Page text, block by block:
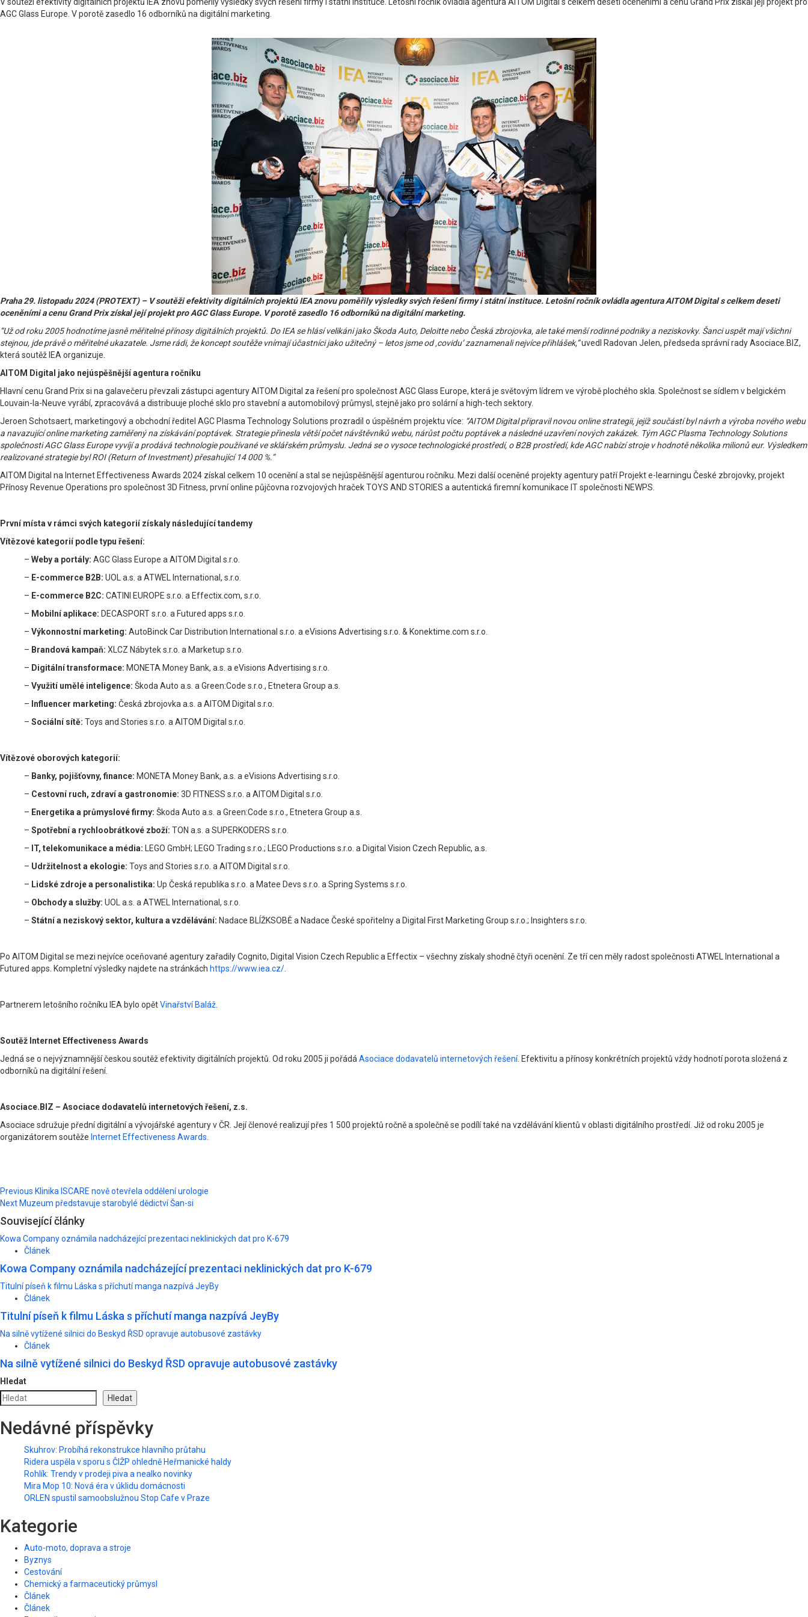
V soutěži efektivity digitálních projektů IEA znovu poměřily výsledky svých řešení firmy i státní instituce. Letošní ročník ovládla agentura AITOM Digital s celkem deseti oceněními a cenu Grand Prix získal její projekt pro
AGC Glass Europe. V porotě zasedlo 16 odborníků na digitální marketing.
Praha 29. listopadu 2024 (PROTEXT) – V soutěži efektivity digitálních projektů IEA znovu poměřily výsledky svých řešení firmy i státní instituce. Letošní ročník ovládla agentura AITOM Digital s celkem deseti
oceněními a cenu Grand Prix získal její projekt pro AGC Glass Europe. V porotě zasedlo 16 odborníků na digitální marketing.
“Už od roku 2005 hodnotíme jasně měřitelné přínosy digitálních projektů. Do IEA se hlásí velikáni jako Škoda Auto, Deloitte nebo Česká zbrojovka, ale také menší rodinné podniky a neziskovky. Šanci uspět mají všichni
stejnou, jde právě o měřitelné ukazatele. Jsme rádi, že koncept soutěže vnímají účastníci jako užitečný –⁠⁠⁠⁠⁠⁠ letos jsme od ‚covidu‘ zaznamenali nejvíce přihlášek,”uvedl Radovan Jelen, předseda správní rady Asociace.BIZ,
která soutěž IEA organizuje.
AITOM Digital jako nejúspěšnější agentura ročníku
Hlavní cenu Grand Prix si na galavečeru převzali zástupci agentury AITOM Digital za řešení pro společnost AGC Glass Europe, která je světovým lídrem ve výrobě plochého skla. Společnost se sídlem v belgickém
Louvain-la-Neuve vyrábí, zpracovává a distribuuje ploché sklo pro stavební a automobilový průmysl, stejně jako pro solární a high-tech sektory.
Jeroen Schotsaert, marketingový a obchodní ředitel AGC Plasma Technology Solutions prozradil o úspěšném projektu více: “AITOM Digital připravil novou online strategii, jejíž součástí byl návrh a výroba nového webu
a navazující online marketing zaměřený na získávání poptávek. Strategie přinesla větší počet návštěvníků webu, nárůst počtu poptávek a následné uzavření nových zakázek. Tým AGC Plasma Technology Solutions
společnosti AGC Glass Europe vyvíjí a prodává technologie používané ve sklářském průmyslu. Jedná se o vysoce technologické prostředí, o B2B prostředí, kde AGC nabízí stroje v hodnotě několika milionů eur. Výsledkem
realizované strategie byl ROI (Return of Investment) přesahující 14 000 %.”
AITOM Digital na Internet Effectiveness Awards 2024 získal celkem 10 ocenění a stal se nejúspěšnější agenturou ročníku. Mezi další oceněné projekty agentury patří Projekt e-learningu České zbrojovky, projekt
Přínosy Revenue Operations pro společnost 3D Fitness, první online půjčovna rozvojových hraček TOYS AND STORIES a autentická firemní komunikace IT společnosti NEWPS.
První místa v rámci svých kategorií získaly následující tandemy
Vítězové kategorií podle typu řešení:
– Weby a portály: AGC Glass Europe a AITOM Digital s.r.o.
– E-commerce B2B: UOL a.s. a ATWEL International, s.r.o.
– E-commerce B2C: CATINI EUROPE s.r.o. a Effectix.com, s.r.o.
– Mobilní aplikace: DECASPORT s.r.o. a Futured apps s.r.o.
– Výkonnostní marketing: AutoBinck Car Distribution International s.r.o. a eVisions Advertising s.r.o. & Konektime.com s.r.o.
– Brandová kampaň: XLCZ Nábytek s.r.o. a Marketup s.r.o.
– Digitální transformace: MONETA Money Bank, a.s. a eVisions Advertising s.r.o.
– Využití umělé inteligence: Škoda Auto a.s. a Green:Code s.r.o., Etnetera Group a.s.
– Influencer marketing: Česká zbrojovka a.s. a AITOM Digital s.r.o.
– Sociální sítě: Toys and Stories s.r.o. a AITOM Digital s.r.o.
Vítězové oborových kategorií:
– Banky, pojišťovny, finance: MONETA Money Bank, a.s. a eVisions Advertising s.r.o.
– Cestovní ruch, zdraví a gastronomie: 3D FITNESS s.r.o. a AITOM Digital s.r.o.
– Energetika a průmyslové firmy: Škoda Auto a.s. a Green:Code s.r.o., Etnetera Group a.s.
– Spotřební a rychloobrátkové zboží: TON a.s. a SUPERKODERS s.r.o.
– IT, telekomunikace a média:
LEGO GmbH; LEGO Trading s.r.o.; LEGO Productions s.r.o. a Digital Vision Czech Republic, a.s.
– Udržitelnost a ekologie: Toys and Stories s.r.o. a AITOM Digital s.r.o.
– Lidské zdroje a personalistika: Up Česká republika s.r.o. a Matee Devs s.r.o. a Spring Systems s.r.o.
– Obchody a služby: UOL a.s. a ATWEL International, s.r.o.
– Státní a neziskový sektor, kultura a vzdělávání: Nadace BLÍŽKSOBĚ a Nadace České spořitelny a Digital First Marketing Group s.r.o.; Insighters s.r.o.
Po AITOM Digital se mezi nejvíce oceňované agentury zařadily Cognito, Digital Vision Czech Republic a Effectix – všechny získaly shodně čtyři ocenění. Ze tří cen měly radost společnosti ATWEL International a
Futured apps. Kompletní výsledky najdete na stránkách https://www.iea.cz/
Partnerem letošního ročníku IEA bylo opětVinařství Baláž
Soutěž Internet Effectiveness Awards
Jedná se o nejvýznamnější českou soutěž efektivity digitálních projektů. Od roku 2005 ji pořádá Asociace dodavatelů internetových řešení. Efektivitu a přínosy konkrétních projektů vždy hodnotí porota složená z
odborníků na digitální řešení.
Asociace.BIZ – Asociace dodavatelů internetových řešení, z.s.
Asociace sdružuje přední digitální a vývojářské agentury v ČR. Její členové realizují přes 1 500 projektů ročně a společně se podílí také na vzdělávání klientů v oblasti digitálního prostředí. Již od roku 2005 je
organizátorem soutěže Internet Effectiveness Awards
Post
navigation
Previous Klinika ISCARE nově otevřela oddělení urologie
Next Muzeum představuje starobylé dědictví Šan-si
Související články
Kowa Company oznámila nadcházející prezentaci neklinických dat pro K-679
Článek
Kowa Company oznámila nadcházející prezentaci neklinických dat pro K-679
Titulní píseň k filmu Láska s příchutí manga nazpívá JeyBy
Článek
Titulní píseň k filmu Láska s příchutí manga nazpívá JeyBy
Na silně vytížené silnici do Beskyd ŘSD opravuje autobusové zastávky
Článek
Na silně vytížené silnici do Beskyd ŘSD opravuje autobusové zastávky
Hledat
Hledat
Nedávné příspěvky
Skuhrov: Probíhá rekonstrukce hlavního průtahu
Ridera uspěla v sporu s ČIŽP ohledně Heřmanické haldy
Rohlík: Trendy v prodeji piva a nealko novinky
Mira Mop 10: Nová éra v úklidu domácnosti
ORLEN spustil samoobslužnou Stop Cafe v Praze
Kategorie
Auto-moto, doprava a stroje
Byznys
Cestování
Chemický a farmaceutický průmysl
Článek
Článek